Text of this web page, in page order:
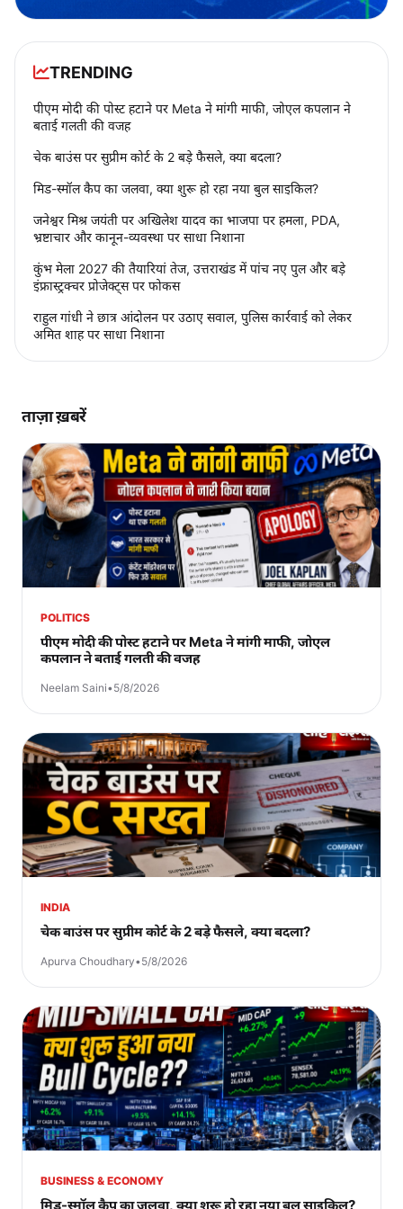
TRENDING
पीएम मोदी की पोस्ट हटाने पर Meta ने मांगी माफी, जोएल कपलान ने
बताई गलती की वजह
चेक बाउंस पर सुप्रीम कोर्ट के 2 बड़े फैसले, क्या बदला?
मिड-स्मॉल कैप का जलवा, क्या शुरू हो रहा नया बुल साइकिल?
जनेश्वर मिश्र जयंती पर अखिलेश यादव का भाजपा पर हमला, PDA,
भ्रष्टाचार और कानून-व्यवस्था पर साधा निशाना
कुंभ मेला 2027 की तैयारियां तेज, उत्तराखंड में पांच नए पुल और बड़े
इंफ्रास्ट्रक्चर प्रोजेक्ट्स पर फोकस
राहुल गांधी ने छात्र आंदोलन पर उठाए सवाल, पुलिस कार्रवाई को लेकर
अमित शाह पर साधा निशाना
ताज़ा ख़बरें
POLITICS
पीएम मोदी की पोस्ट हटाने पर Meta ने मांगी माफी, जोएल
कपलान ने बताई गलती की वजह
Neelam Saini•5/8/2026
INDIA
चेक बाउंस पर सुप्रीम कोर्ट के 2 बड़े फैसले, क्या बदला?
Apurva Choudhary•5/8/2026
BUSINESS & ECONOMY
मिड-स्मॉल कैप का जलवा, क्या शुरू हो रहा नया बुल साइकिल?